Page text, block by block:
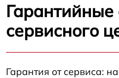
Гарантийные
сервисного
Гарантия от сервиса: